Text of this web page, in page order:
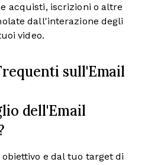
acquisti, iscrizioni o altre
dall'interazione degli
video.
sull'Email
dell'Email
e dal tuo target di